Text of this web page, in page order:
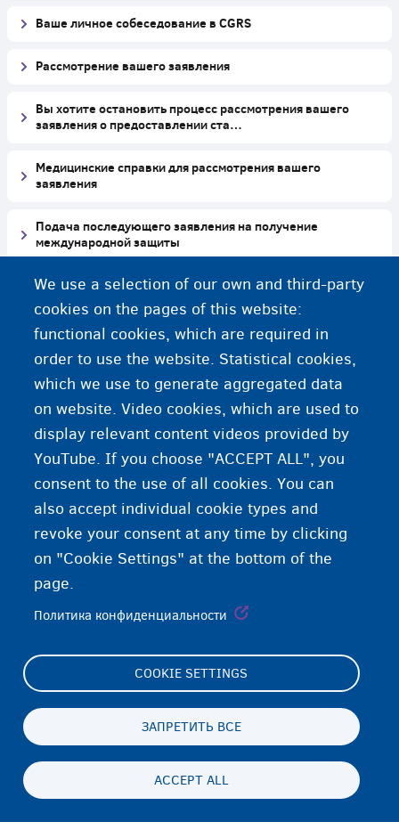
Ваше личное собеседование в CGRS
Рассмотрение вашего заявления
Вы хотите остановить процесс рассмотрения вашего
заявления о предоставлении ста…
Медицинские справки для рассмотрения вашего
заявления
Подача последующего заявления на получение
международной защиты
Несовершеннолетние
У вас есть проблемы со здоровьем?
Путешествия за границу во время процедуры
We use a selection of our own and third-party
cookies on the pages of this website:
functional cookies, which are required in
order to use the website. Statistical cookies,
which we use to generate aggregated data
on website. Video cookies, which are used to
display relevant content videos provided by
YouTube. If you choose "ACCEPT ALL", you
consent to the use of all cookies. You can
also accept individual cookie types and
revoke your consent at any time by clicking
on "Cookie Settings" at the bottom of the
page.
Политика конфиденциальности
COOKIE SETTINGS
ЗАПРЕТИТЬ ВСЕ
ACCEPT ALL
Footer
(menu)
Cookie Settings
Конфиденциальность и отказ
RU
Persistent
menu